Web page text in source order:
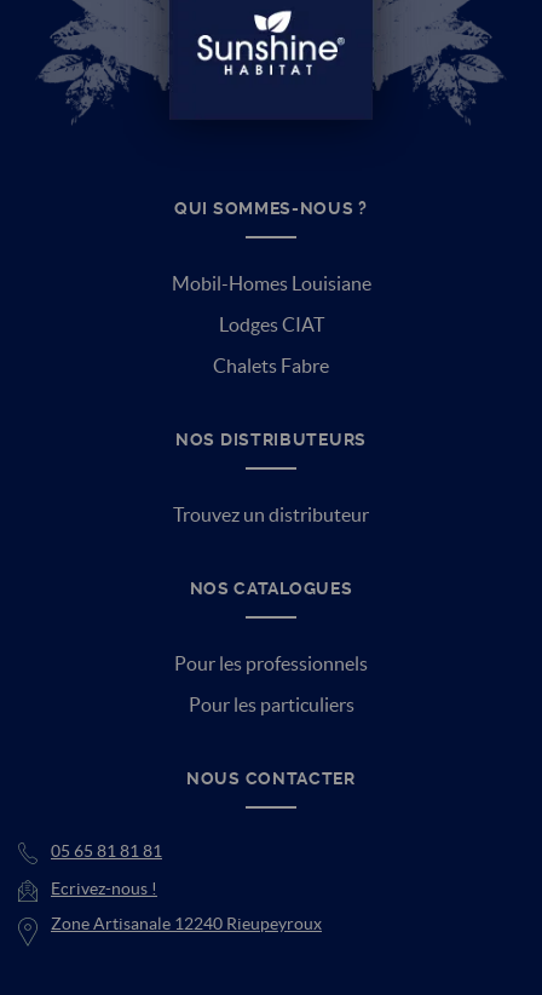
QUI SOMMES-NOUS ?
Mobil-Homes Louisiane
Lodges CIAT
Chalets Fabre
NOS DISTRIBUTEURS
Trouvez un distributeur
NOS CATALOGUES
Pour les professionnels
Pour les particuliers
NOUS CONTACTER
05 65 81 81 81
Ecrivez-nous !
Zone Artisanale 12240 Rieupeyroux